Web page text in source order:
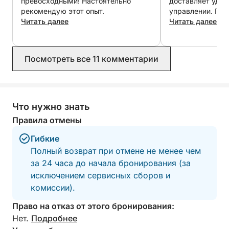
Забронируйте сейчас и проведите день в море,
сочетая отдых, острые ощущения и
рекомендую этот опыт.
Читать далее
управлении.
и прекрасный
острова!
Читать далее
Посмотреть все 11 комментарии
Что нужно знать
Правила отмены
Гибкие
Полный возврат при отмене не менее чем
за 24 часа до начала бронирования (за
исключением сервисных сборов и
комиссии).
Право на отказ от этого бронирования:
Нет. Подробнее